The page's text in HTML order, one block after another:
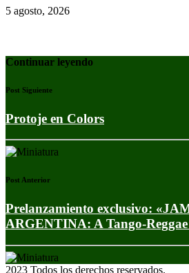
5 agosto, 2026
Continuar leyendo
Post Siguiente
Protoje en Colors
Post Anterior
Prelanzamiento exclusivo:
ARGENTINA: A Tango-
2023 Todos los derechos reservados.